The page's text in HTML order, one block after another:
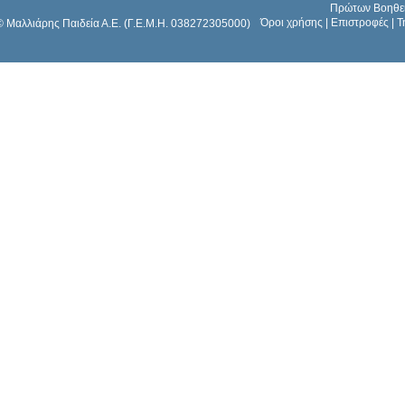
Πρώτων
Μαλλιάρης Παιδεία Α.Ε. (Γ.Ε.Μ.Η. 038272305000)
Όροι χρήσης Επιστροφές